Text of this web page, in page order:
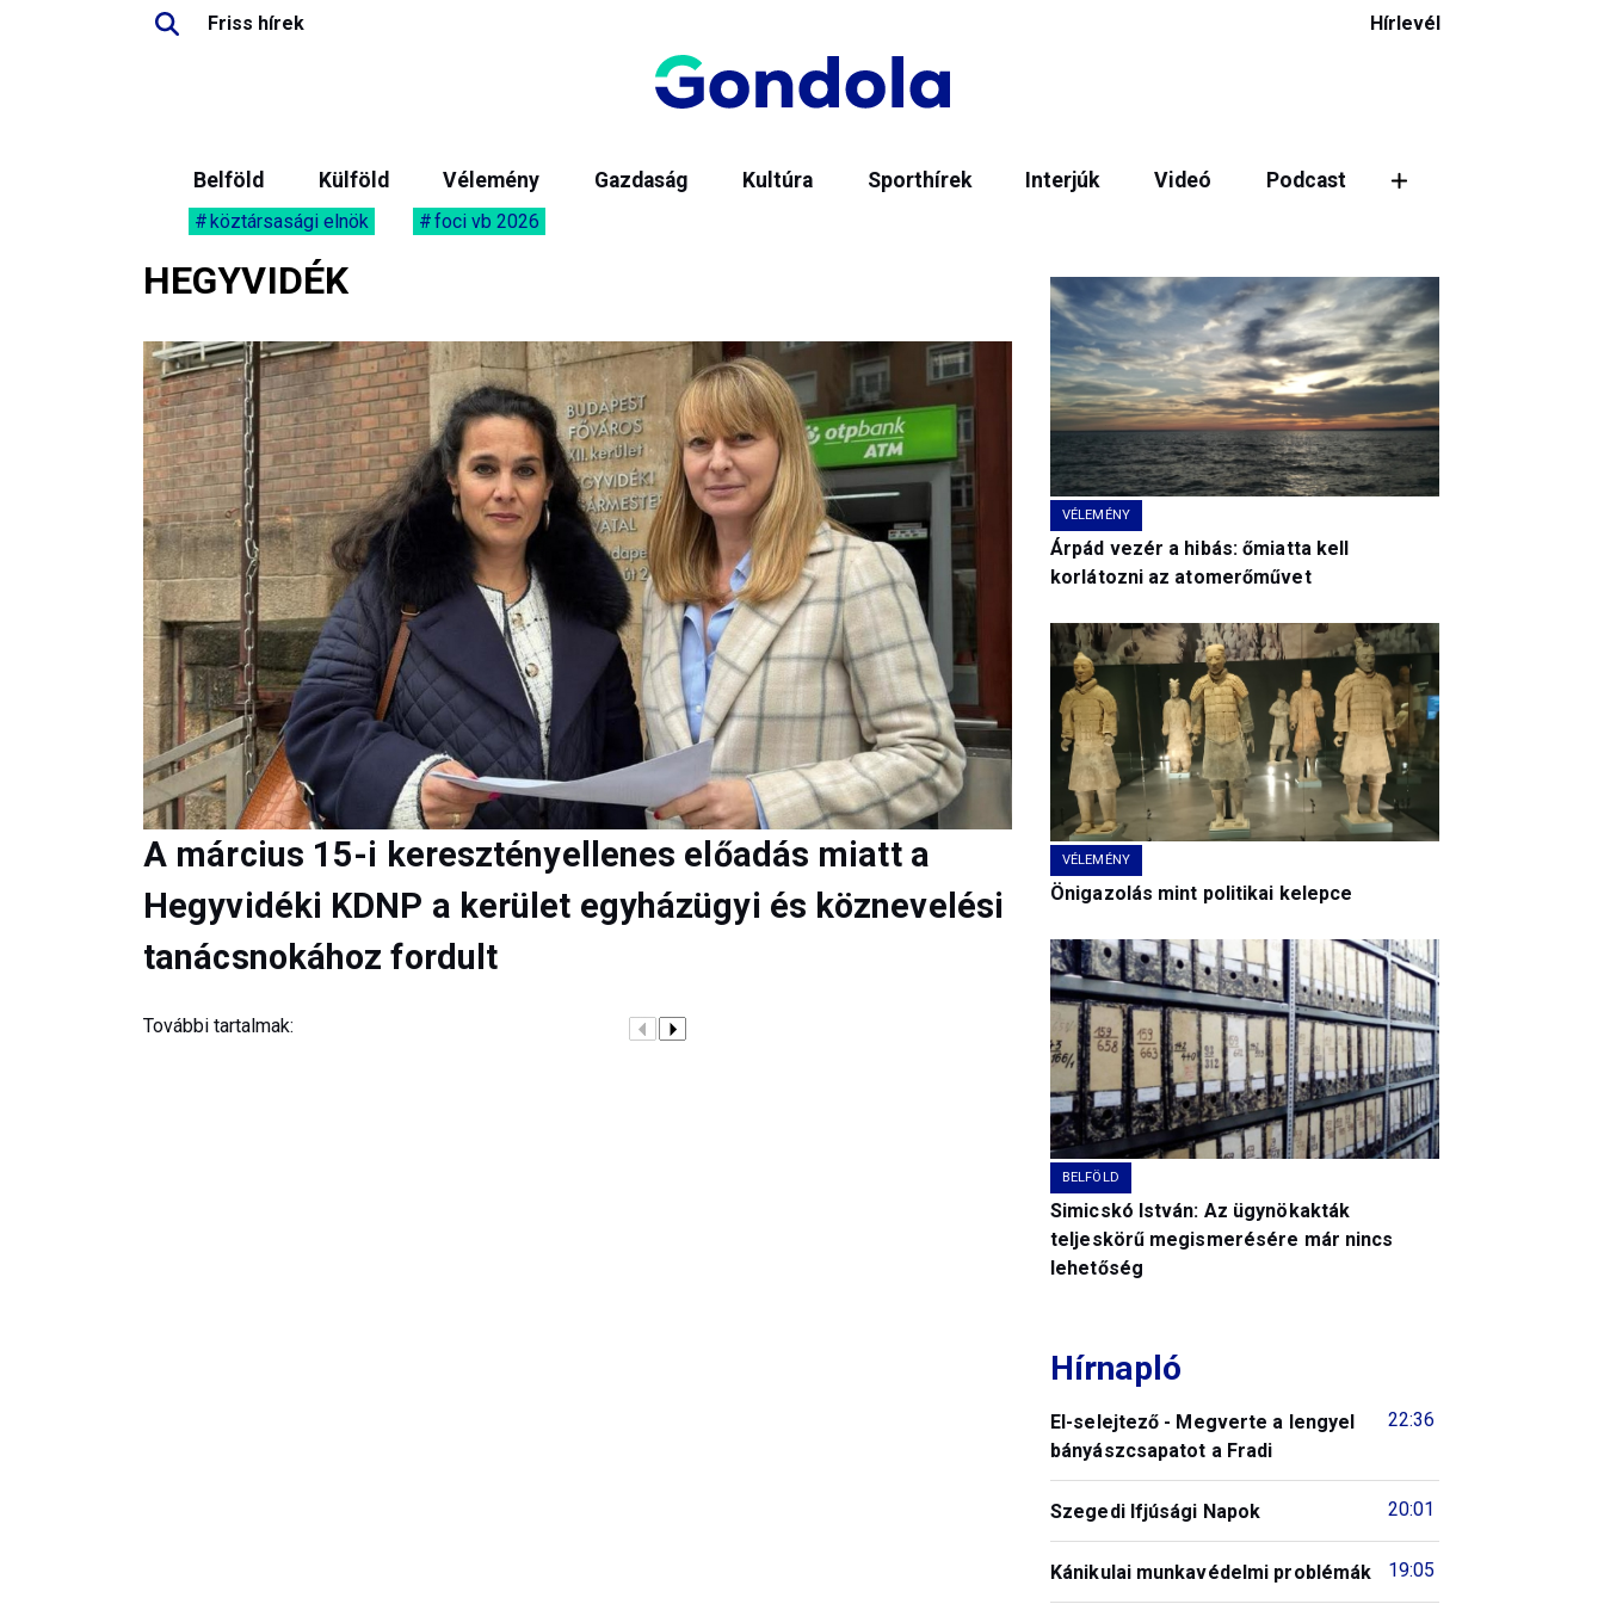
Friss hírek Hírlevél
Belföld Külföld Vélemény Gazdaság Kultúra Sporthírek Interjúk Videó Podcast
köztársasági elnök foci vb 2026
HEGYVIDÉK
A március 15-i keresztényellenes előadás miatt a
Hegyvidéki KDNP a kerület egyházügyi és köznevelési
tanácsnokához fordult
További tartalmak:
VÉLEMÉNY
Árpád vezér a hibás: őmiatta kell
korlátozni az atomerőművet
VÉLEMÉNY
Önigazolás mint politikai kelepce
BELFÖLD
Simicskó István: Az ügynökakták
teljeskörű megismerésére már nincs
lehetőség
Hírnapló
22:36
El-selejtező - Megverte a lengyel
bányászcsapatot a Fradi
20:01
Szegedi Ifjúsági Napok
19:05
Kánikulai munkavédelmi problémák